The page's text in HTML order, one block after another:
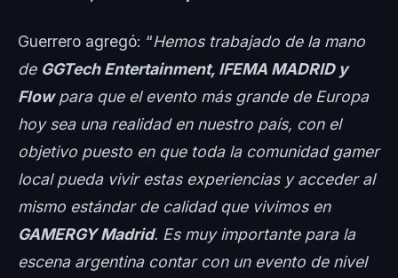
Guerrero agregó: “Hemos trabajado de la mano
de GGTech Entertainment, IFEMA MADRID y
Flowpara que el evento más grande de Europa
hoy sea una realidad en nuestro país, con el
objetivo puesto en que toda la comunidad gamer
local pueda vivir estas experiencias y acceder al
mismo estándar de calidad que vivimos en
GAMERGY Madrid. Es muy importante para la
escena argentina contar con un evento de nivel